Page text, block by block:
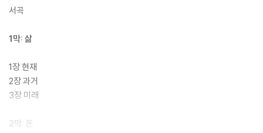
서곡
1막: 삶
1장 현재
2장 과거
3장 미래
2막: 돈